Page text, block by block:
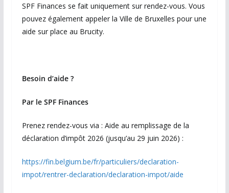
SPF Finances se fait uniquement sur rendez-vous. Vous
pouvez également appeler la Ville de Bruxelles pour une
aide sur place au Brucity.
Besoin d’aide ?
Par le SPF Finances
Prenez rendez-vous via : Aide au remplissage de la
déclaration d’impôt 2026 (jusqu’au 29 juin 2026) :
https://fin.belgium.be/fr/particuliers/declaration-
impot/rentrer-declaration/declaration-impot/aide